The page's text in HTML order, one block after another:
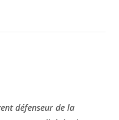
défenseur de la